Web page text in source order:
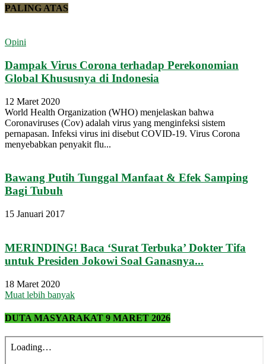
PALING ATAS
Opini
Dampak Virus Corona terhadap Perekonomian
Global Khususnya di Indonesia
12 Maret 2020
World Health Organization (WHO) menjelaskan bahwa
Coronaviruses (Cov) adalah virus yang menginfeksi sistem
pernapasan. Infeksi virus ini disebut COVID-19. Virus Corona
menyebabkan penyakit flu...
Bawang Putih Tunggal Manfaat & Efek Samping
Bagi Tubuh
15 Januari 2017
MERINDING! Baca ‘Surat Terbuka’ Dokter Tifa
untuk Presiden Jokowi Soal Ganasnya...
18 Maret 2020
Muat lebih banyak
DUTA MASYARAKAT 9 MARET 2026